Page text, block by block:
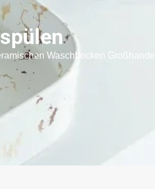
Waschbecken Großhandel